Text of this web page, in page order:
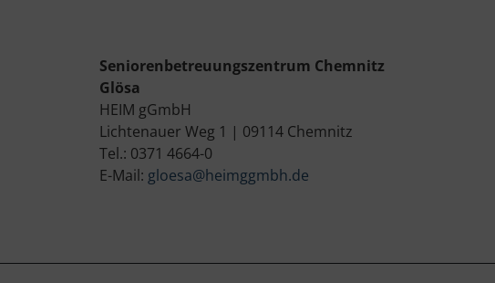
Seniorenbetreuungszentrum Chemnitz
Glösa
HEIM gGmbH
Lichtenauer Weg 1 | 09114 Chemnitz
Tel.: 0371 4664-0
E-Mail: gloesa@heimggmbh.de